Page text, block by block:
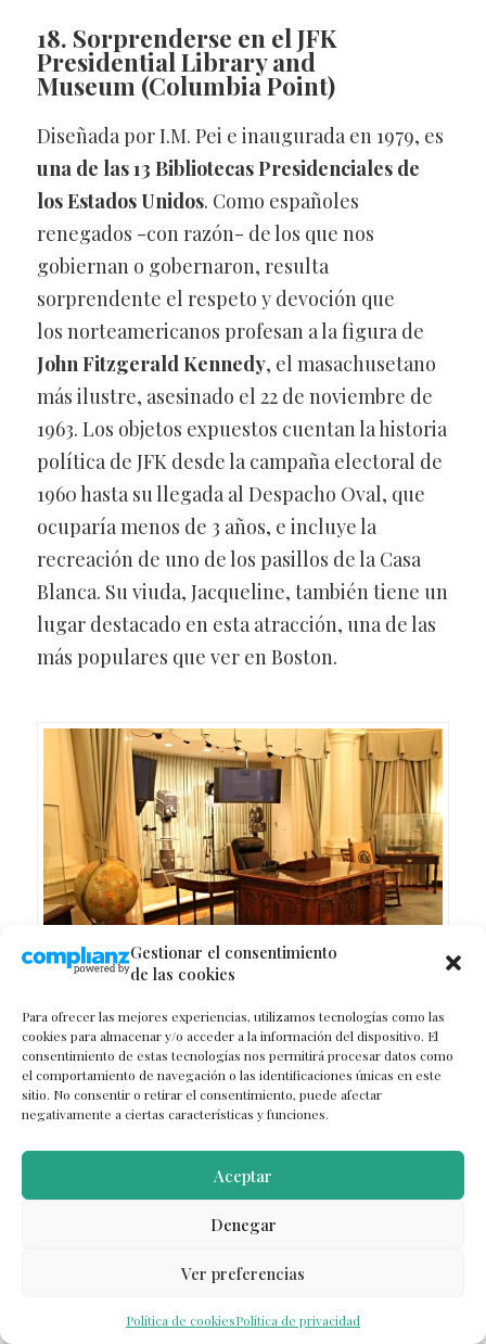
Gestionar el consentimiento
de las cookies
Para ofrecer las mejores experiencias, utilizamos tecnologías como las
cookies para almacenar y/o acceder a la información del dispositivo. El
consentimiento de estas tecnologías nos permitirá procesar datos como
el comportamiento de navegación o las identificaciones únicas en este
sitio. No consentir o retirar el consentimiento, puede afectar
negativamente a ciertas características y funciones.
Aceptar
Denegar
Ver preferencias
Política de cookiesPolítica de privacidad
18. Sorprenderse en el JFK
Presidential Library and
Museum (Columbia Point)
Diseñada por I.M. Pei e inaugurada en 1979, es
una de las 13 Bibliotecas Presidenciales de
los Estados Unidos. Como españoles
renegados -con razón- de los que nos
gobiernan o gobernaron, resulta
sorprendente el respeto y devoción que
los norteamericanos profesan a la figura de
John Fitzgerald Kennedy, el masachusetano
más ilustre, asesinado el 22 de noviembre de
1963. Los objetos expuestos cuentan la historia
política de JFK desde la campaña electoral de
1960 hasta su llegada al Despacho Oval, que
ocuparía menos de 3 años, e incluye la
recreación de uno de los pasillos de la Casa
Blanca. Su viuda, Jacqueline, también tiene un
lugar destacado en esta atracción, una de las
más populares que ver en Boston.
19. ¡Comerlobster rollsin parar!
Uno de los bocados más tradicionales de
Nueva Inglaterraconsiste en un bollo
carne de langosta con sal,
. No dejes de probarlo, ya que es
realmente delicioso y no existe nada parecido